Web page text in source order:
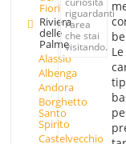
Fiori
Riviera
delle
Palme
Alassio
Albenga
Andora
Borghetto
Santo
Spirito
Castelvecchio
riguardanti
l'area
che stai
visitando.